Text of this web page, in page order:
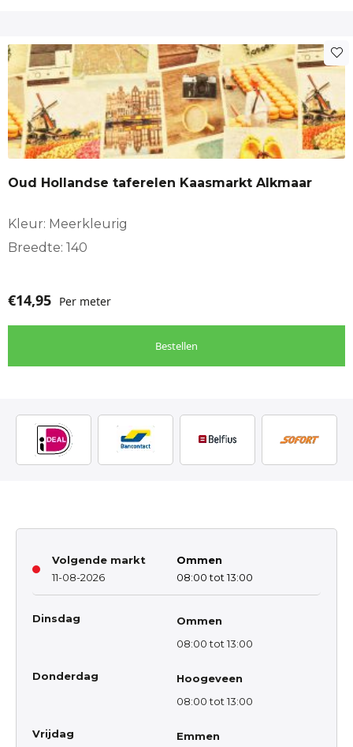
Oud Hollandse taferelen Kaasmarkt Alkmaar
Kleur: Meerkleurig
Breedte: 140
€14,95 Per meter
Bestellen
Volgende markt
11-08-2026
Ommen
08:00 tot 13:00
Dinsdag
Ommen
08:00 tot 13:00
Donderdag
Hoogeveen
08:00 tot 13:00
Vrijdag
Emmen